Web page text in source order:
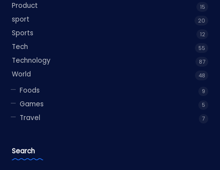
Product 15
sport 20
Sports 12
Tech 55
Technology 87
World 48
Foods 9
Games 5
Travel 7
Search